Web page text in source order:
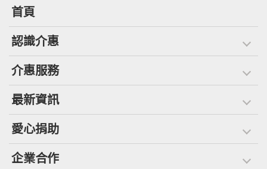
首頁
認識介惠
介惠服務
最新資訊
愛心捐助
企業合作